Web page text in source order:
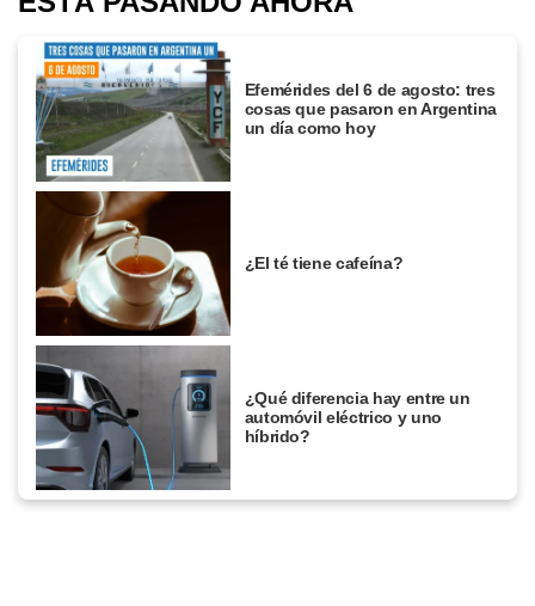
Efemérides del 6 de agosto: tres
cosas que pasaron en Argentina
un día como hoy
¿El té tiene cafeína?
¿Qué diferencia hay entre un
automóvil eléctrico y uno
híbrido?